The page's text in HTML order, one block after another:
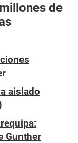
de
aislado
Gunther